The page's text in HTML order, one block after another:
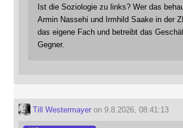
Ist die Soziologie zu links? Wer das
Armin Nassehi und Irmhild Saake in der
das eigene Fach und betreibt das
Gegner.
Till Westermayeron 9.8.2026, 08:41:13